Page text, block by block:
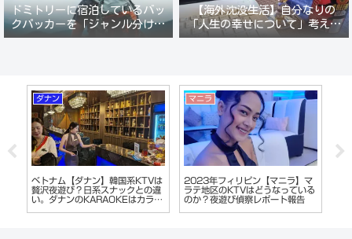
ドミトリーに宿泊しているバッ
クパッカーを「ジャンル分けし
て人間観察」が楽しい。
【海外沈没生活】自分なりの
「人生の幸せについて」考えて
みる。
ダナン
ベトナム【ダナン】韓国系KTVは
贅沢夜遊び？日系スナックとの違
い。ダナンのKARAOKEはカラオ
マニラ
2023年フィリピン【マニラ】マ
ラテ地区のKTVはどうなっている
のか？夜遊び偵察レポート報告